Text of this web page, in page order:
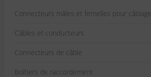
Connecteurs mâles et femelles pour
Câbles et conducteurs
Connecteurs de câble
Boîtiers de raccordement